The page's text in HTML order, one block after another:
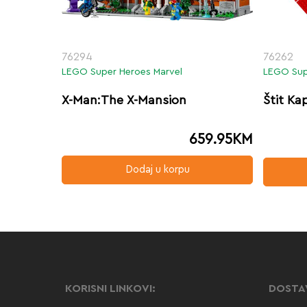
76294
LEGO Super Heroes Marvel
X-Man:The X-Mansion
659.95KM
Dodaj u korpu
76262
LEGO
Štit
KORISNI LINKOVI: